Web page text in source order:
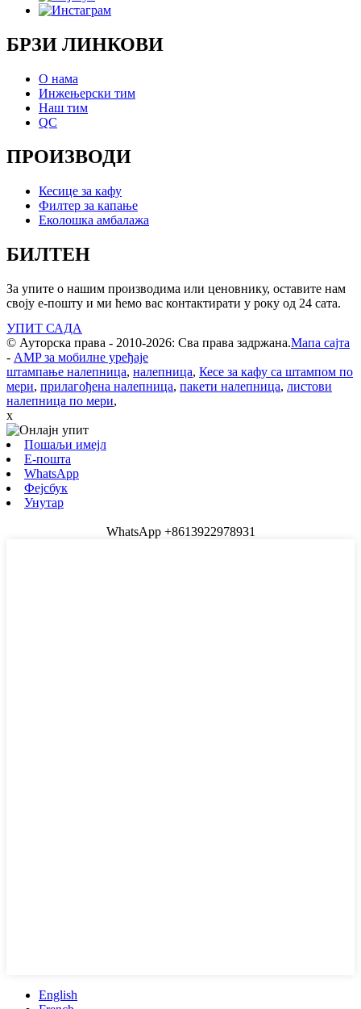
БРЗИ ЛИНКОВИ
О нама
Инжењерски тим
Наш тим
QC
ПРОИЗВОДИ
Кесице за кафу
Филтер за капање
Еколошка амбалажа
БИЛТЕН
За упите о нашим производима или ценовнику, оставите нам
своју е-пошту и ми ћемо вас контактирати у року од 24 сата.
УПИТ САДА
© Ауторска права - 2010-2026: Сва права задржана.Мапа сајта
- AMP за мобилне уређаје
штампање налепница, налепница, Кесе за кафу са штампом по
мери, прилагођена налепница, пакети налепница, листови
налепница по мери,
x
Пошаљи имејл
Е-пошта
WhatsApp
Фејсбук
Унутар
WhatsApp +8613922978931
English